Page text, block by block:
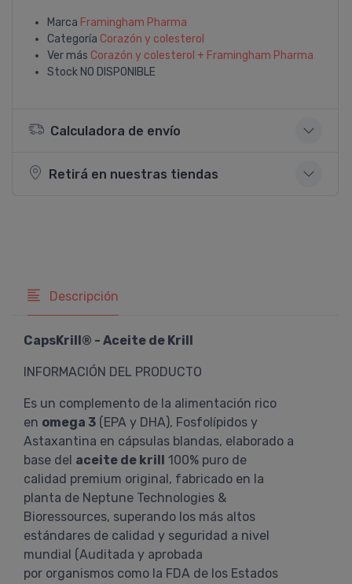
Marca Framingham Pharma
Categoría Corazón y colesterol
Ver más Corazón y colesterol + Framingham Pharma
Stock NO DISPONIBLE
Calculadora de envío
Retirá en nuestras tiendas
Descripción
CapsKrill® - Aceite de Krill
INFORMACIÓN DEL PRODUCTO
Es un complemento de la alimentación rico
en omega 3 (EPA y DHA), Fosfolípidos y
Astaxantina en cápsulas blandas, elaborado a
base del aceite de krill 100% puro de
calidad premium original, fabricado en la
planta de Neptune Technologies &
Bioressources, superando los más altos
estándares de calidad y seguridad a nivel
mundial (Auditada y aprobada
por organismos como la FDA de los Estados